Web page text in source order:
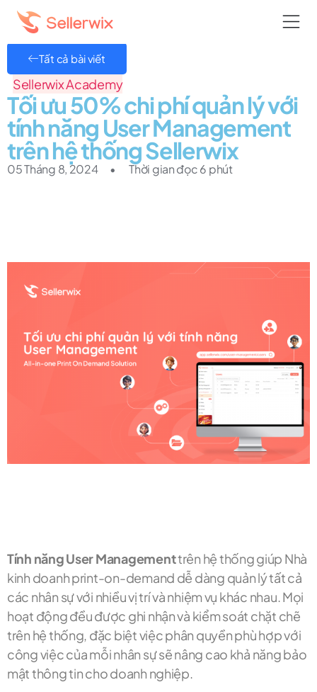
Tất cả bài viết
Sellerwix Academy
Tối ưu 50% chi phí quản lý với
tính năng User Management
trên hệ thống Sellerwix
05 Tháng 8, 2024 • Thời gian đọc 6 phút
Tính năng User Managementtrên hệ thống giúp Nhà
kinh doanh print-on-demand dễ dàng quản lý tất cả
các nhân sự với nhiều vị trí và nhiệm vụ khác nhau. Mọi
hoạt động đều được ghi nhận và kiểm soát chặt chẽ
trên hệ thống, đặc biệt việc phân quyền phù hợp với
công việc của mỗi nhân sự sẽ nâng cao khả năng bảo
mật thông tin cho doanh nghiệp.